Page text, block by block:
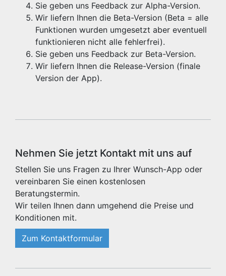
Sie geben uns Feedback zur Alpha-Version.
Wir liefern Ihnen die Beta-Version (Beta = alle
Funktionen wurden umgesetzt aber eventuell
funktionieren nicht alle fehlerfrei).
Sie geben uns Feedback zur Beta-Version.
Wir liefern Ihnen die Release-Version (finale
Version der App).
Nehmen Sie jetzt Kontakt mit uns auf
Stellen Sie uns Fragen zu Ihrer Wunsch-App oder
vereinbaren Sie einen kostenlosen
Beratungstermin.
Wir teilen Ihnen dann umgehend die Preise und
Konditionen mit.
Zum Kontaktformular